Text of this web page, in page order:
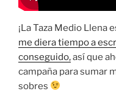
¡La Taza Medio Llena
me diera tiempo a
conseguido,así que
campaña para sumar
sobres